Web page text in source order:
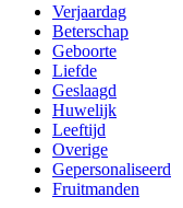
Verjaardag
Beterschap
Geboorte
Liefde
Geslaagd
Huwelijk
Leeftijd
Overige
Gepersonaliseerd
Fruitmanden